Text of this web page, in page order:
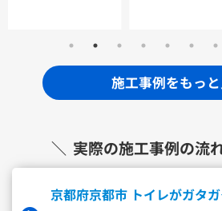
施工事例をもっ
実際の施工事例の流
京都府京都市 トイレがガタ